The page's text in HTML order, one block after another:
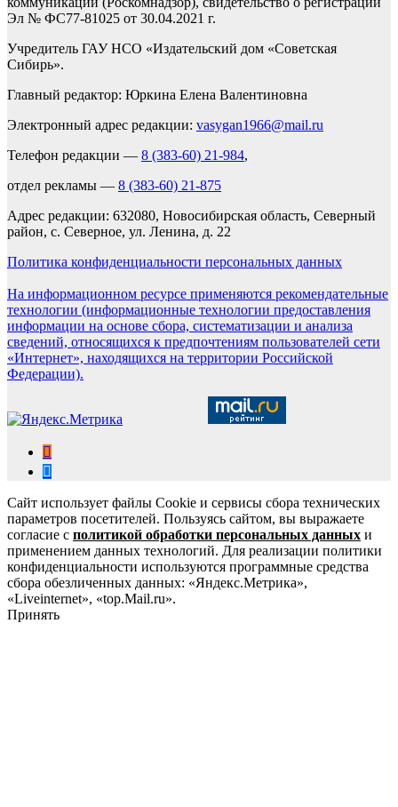
Эл № ФС77-81025 от 30.04.2021 г.
Учредитель ГАУ НСО «Издательский дом «Советская
Сибирь».
Главный редактор: Юркина Елена Валентиновна
Электронный адрес редакции: vasygan1966@mail.ru
Телефон редакции — 8 (383-60) 21-984,
отдел рекламы — 8 (383-60) 21-875
Адрес редакции: 632080, Новосибирская область, Северный
район, с. Северное, ул. Ленина, д. 22
Политика конфиденциальности персональных данных
На информационном ресурсе применяются рекомендательные
технологии (информационные технологии предоставления
информации на основе сбора, систематизации и анализа
сведений, относящихся к предпочтениям пользователей сети
«Интернет», находящихся на территории Российской
Федерации).
Сайт использует файлы Cookie и сервисы сбора технических
параметров посетителей. Пользуясь сайтом, вы выражаете
согласие с политикой обработки персональных данных и
применением данных технологий. Для реализации политики
конфиденциальности используются программные средства
сбора обезличенных данных: «Яндекс.Метрика»,
«Liveinternet», «top.Mail.ru».
Принять